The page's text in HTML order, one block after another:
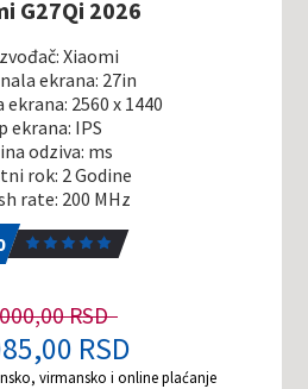
G27Qi 2026
Xiaomi
ekrana: 27in
2560 x 1440
ekrana: IPS
odziva: ms
rok: 2 Godine
rate: 200 MHz
RSD
RSD
virmansko i online plaćanje